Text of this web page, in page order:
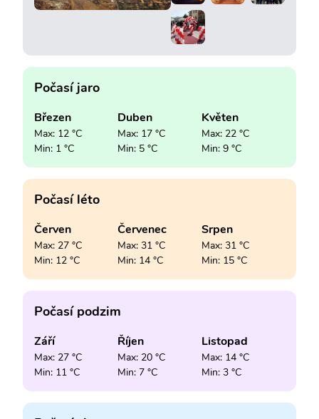
Počasí jaro
Březen
Max: 12 °C
Min: 1 °C
Duben
Max: 17 °C
Min: 5 °C
Květen
Max: 22 °C
Min: 9 °C
Počasí léto
Červen
Max: 27 °C
Min: 12 °C
Červenec
Max: 31 °C
Min: 14 °C
Srpen
Max: 31 °C
Min: 15 °C
Počasí podzim
Září
Max: 27 °C
Min: 11 °C
Říjen
Max: 20 °C
Min: 7 °C
Listopad
Max: 14 °C
Min: 3 °C